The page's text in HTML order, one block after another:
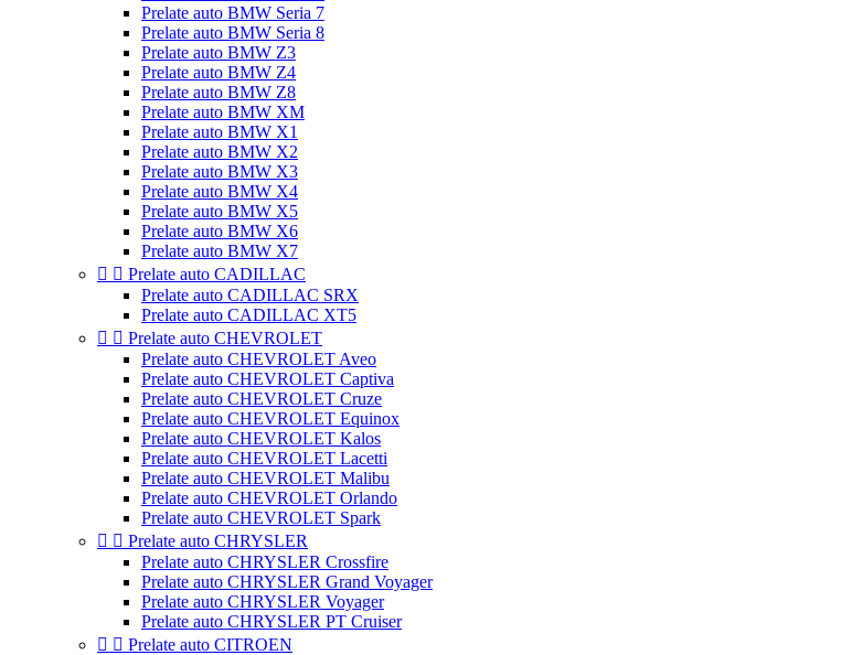
Prelate auto BMW Seria 7
Prelate auto BMW Seria 8
Prelate auto BMW Z3
Prelate auto BMW Z4
Prelate auto BMW Z8
Prelate auto BMW XM
Prelate auto BMW X1
Prelate auto BMW X2
Prelate auto BMW X3
Prelate auto BMW X4
Prelate auto BMW X5
Prelate auto BMW X6
Prelate auto BMW X7
  Prelate auto CADILLAC
Prelate auto CADILLAC SRX
Prelate auto CADILLAC XT5
  Prelate auto CHEVROLET
Prelate auto CHEVROLET Aveo
Prelate auto CHEVROLET Captiva
Prelate auto CHEVROLET Cruze
Prelate auto CHEVROLET Equinox
Prelate auto CHEVROLET Kalos
Prelate auto CHEVROLET Lacetti
Prelate auto CHEVROLET Malibu
Prelate auto CHEVROLET Orlando
Prelate auto CHEVROLET Spark
  Prelate auto CHRYSLER
Prelate auto CHRYSLER Crossfire
Prelate auto CHRYSLER Grand Voyager
Prelate auto CHRYSLER Voyager
Prelate auto CHRYSLER PT Cruiser
  Prelate auto CITROEN